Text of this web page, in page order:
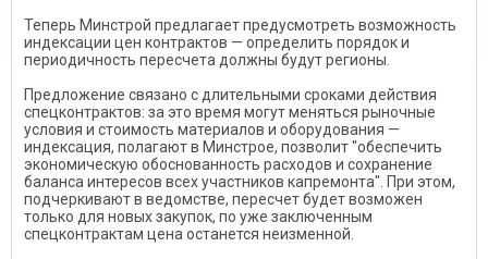
Теперь Минстрой предлагает предусмотреть возможность
индексации цен контрактов — определить порядок и
периодичность пересчета должны будут регионы.
Предложение связано с длительными сроками действия
спецконтрактов: за это время могут меняться рыночные
условия и стоимость материалов и оборудования —
индексация, полагают в Минстрое, позволит "обеспечить
экономическую обоснованность расходов и сохранение
баланса интересов всех участников капремонта". При этом,
подчеркивают в ведомстве, пересчет будет возможен
только для новых закупок, по уже заключенным
спецконтрактам цена останется неизменной.